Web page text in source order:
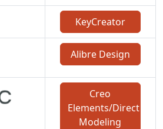
KeyCreator
Alibre Design
Creo
Elements/Direct
Modeling